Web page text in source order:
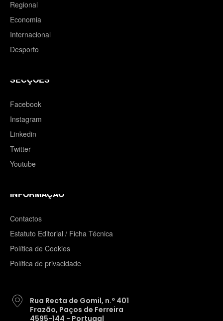
Regional
Economia
Internacional
Desporto
SECÇÕES
Facebook
Instagram
Linkedin
Twitter
Youtube
INFORMAÇÃO
Contactos
Estatuto Editorial / Ficha Técnica
Política de Cookies
Política de privacidade
Rua Recta de Gomil, n.º 401
Frazão, Paços de Ferreira
4595-144 - Portugal